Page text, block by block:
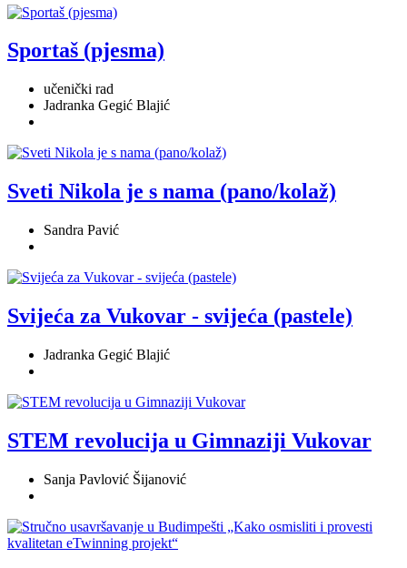
Sportaš (pjesma)
učenički rad
Jadranka Gegić Blajić
Sveti Nikola je s nama (pano/kolaž)
Sandra Pavić
Svijeća za Vukovar - svijeća (pastele)
Jadranka Gegić Blajić
STEM revolucija u Gimnaziji Vukovar
Sanja Pavlović Šijanović